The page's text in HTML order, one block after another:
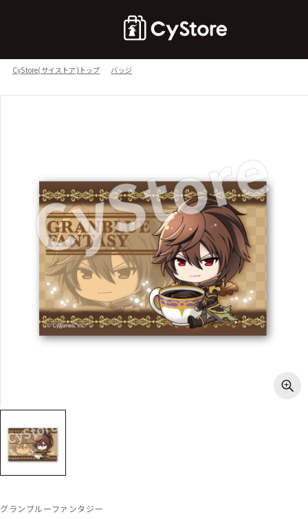
CyStore(サイストア)トップ バッジ
グランブルーファンタジー